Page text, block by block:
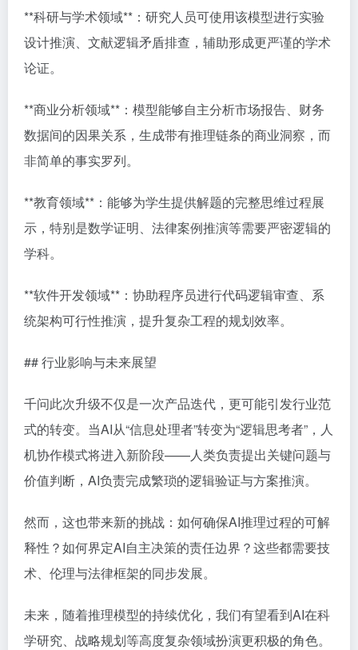
**科研与学术领域**：研究人员可使用该模型进行实验
设计推演、文献逻辑矛盾排查，辅助形成更严谨的学术
论证。
**商业分析领域**：模型能够自主分析市场报告、财务
数据间的因果关系，生成带有推理链条的商业洞察，而
非简单的事实罗列。
**教育领域**：能够为学生提供解题的完整思维过程展
示，特别是数学证明、法律案例推演等需要严密逻辑的
学科。
**软件开发领域**：协助程序员进行代码逻辑审查、系
统架构可行性推演，提升复杂工程的规划效率。
## 行业影响与未来展望
千问此次升级不仅是一次产品迭代，更可能引发行业范
式的转变。当AI从“信息处理者”转变为“逻辑思考者”，人
机协作模式将进入新阶段——人类负责提出关键问题与
价值判断，AI负责完成繁琐的逻辑验证与方案推演。
然而，这也带来新的挑战：如何确保AI推理过程的可解
释性？如何界定AI自主决策的责任边界？这些都需要技
术、伦理与法律框架的同步发展。
未来，随着推理模型的持续优化，我们有望看到AI在科
学研究、战略规划等高度复杂领域扮演更积极的角色。